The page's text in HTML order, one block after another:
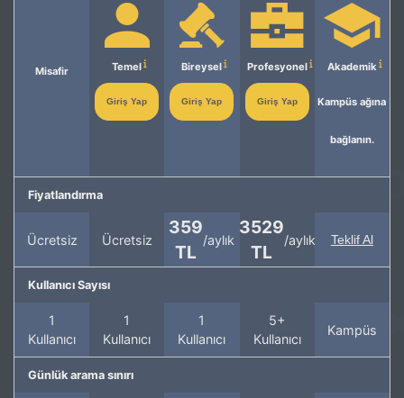
Misafir Temel
Giriş Yap
Bireysel
Giriş Yap
Profesyonel
Giriş Yap
Akademik
Kampüs ağına
bağlanın.
Fiyatlandırma
Ücretsiz Ücretsiz
359
TL
/aylık
3529
TL
/aylık Teklif Al
Kullanıcı Sayısı
1
Kullanıcı
1
Kullanıcı
1
Kullanıcı
5+
Kullanıcı
Kampüs
Günlük arama sınırı